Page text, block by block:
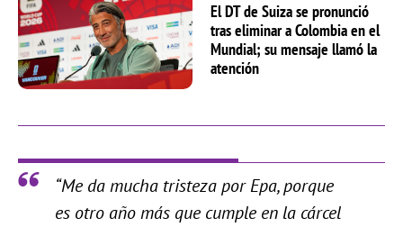
El DT de Suiza se pronunció
tras eliminar a Colombia en el
Mundial; su mensaje llamó la
atención
“Me da mucha tristeza por Epa, porque
es otro año más que cumple en la cárcel